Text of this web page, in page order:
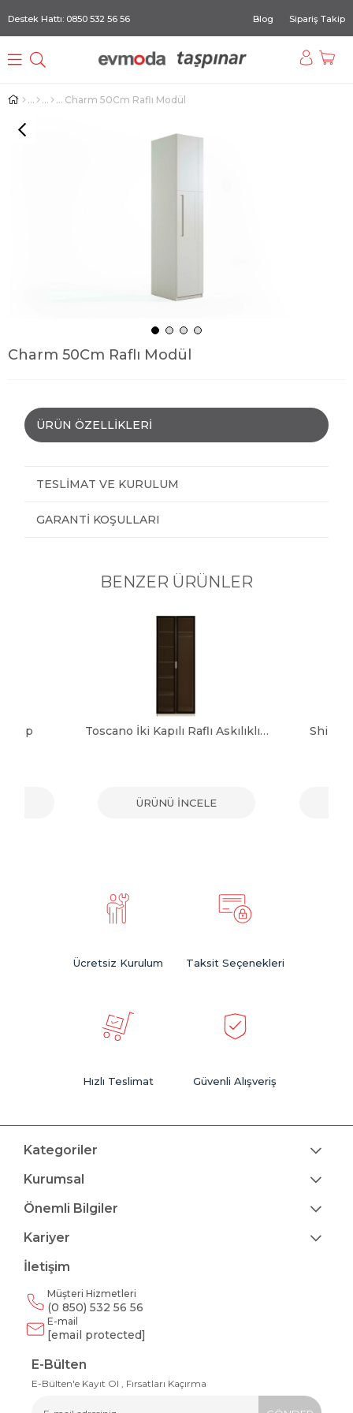
Destek Hattı: 0850 532 56 56 Blog Sipariş Takip
Charm 50Cm Raflı Modül
Charm 50Cm Raflı Modül
ÜRÜN ÖZELLIKLERI
TESLIMAT VE KURULUM
GARANTI KOŞULLARI
BENZER ÜRÜNLER
Toscano İki Kapılı Raflı Askılıklı Dolap
ÜRÜNÜ İNCELE
Shine
Ücretsiz Kurulum Taksit Seçenekleri
Hızlı Teslimat Güvenli Alışveriş
Kategoriler
Kurumsal
Önemli Bilgiler
Kariyer
İletişim
Müşteri Hizmetleri
(0 850) 532 56 56
E-mail
[email protected]
E-Bülten
E-Bülten'e Kayıt Ol , Fırsatları Kaçırma